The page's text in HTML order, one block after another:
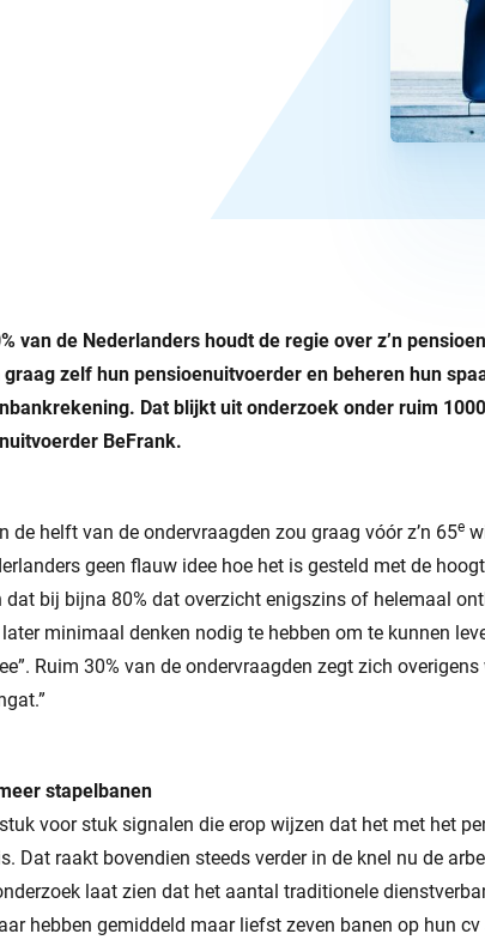
van de Nederlanders houdt de regie over z’n
graag zelf hun pensioenuitvoerder en beheren hun
Dat blijkt uit onderzoek onder ruim
BeFrank.
de helft van de ondervraagden zou graag vóór z’n 65e
geen flauw idee hoe het is gesteld met de
dat bij bijna 80% dat overzicht enigszins of helemaal
minimaal denken nodig te hebben om te kunnen
Ruim 30% van de ondervraagden zegt zich
stapelbanen
voor stuk signalen die erop wijzen dat het met het
Dat raakt bovendien steeds verder in de knel nu de
laat zien dat het aantal traditionele
hebben gemiddeld maar liefst zeven banen op hun